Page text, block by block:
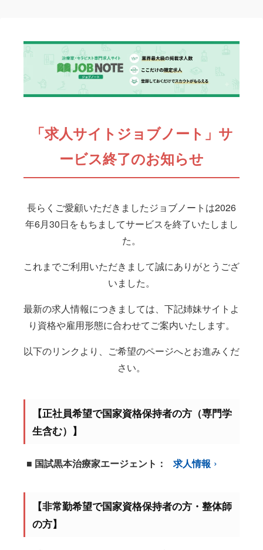
「求人サイトジョブノート」サ
ービス終了のお知らせ
長らくご愛顧いただきましたジョブノートは2026
年6月30日をもちましてサービスを終了いたしまし
た。
これまでご利用いただきまして誠にありがとうござ
いました。
最新の求人情報につきましては、下記姉妹サイトよ
り資格や雇用形態に合わせてご案内いたします。
以下のリンクより、ご希望のページへとお進みくだ
さい。
【正社員希望で国家資格保持者の方（専門学
生含む）】
■ 国試黒本治療家エージェント： 求人情報
【非常勤希望で国家資格保持者の方・整体師
の方】